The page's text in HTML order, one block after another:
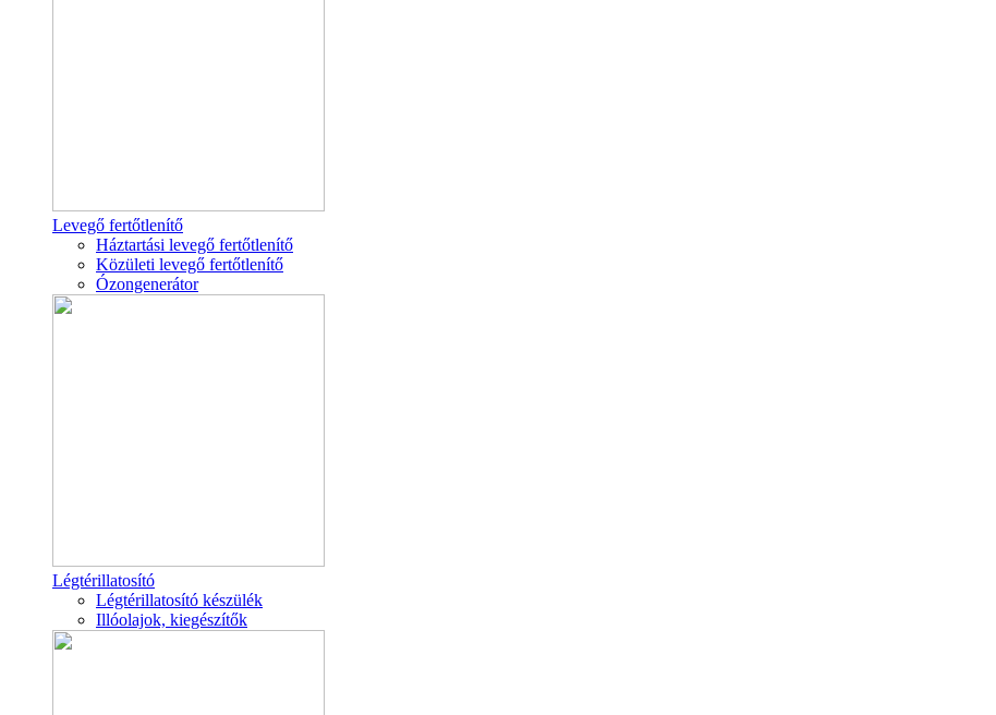
Levegő fertőtlenítő
Háztartási levegő fertőtlenítő
Közületi levegő fertőtlenítő
Ózongenerátor
Légtérillatosító
Légtérillatosító készülék
Illóolajok, kiegészítők